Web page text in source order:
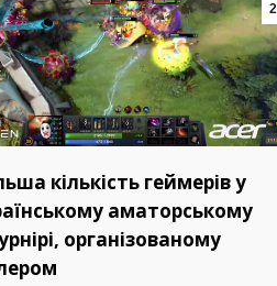
кількість геймерів у
аматорському
організованому